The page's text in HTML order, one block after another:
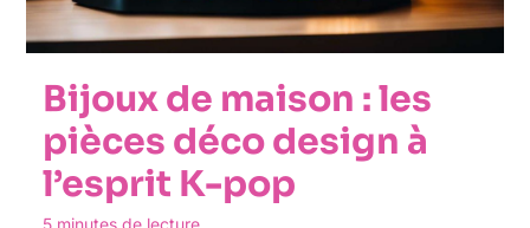
Bijoux de maison : les
pièces déco design à
l’esprit K-pop
5 minutes de lecture